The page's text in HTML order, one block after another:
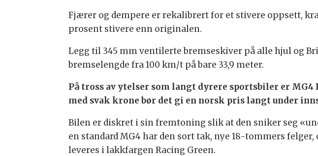
Fjærer og dempere er rekalibrert for et stivere oppsett,
prosent stivere enn originalen.
Legg til 345 mm ventilerte bremseskiver på alle hjul og
bremselengde fra 100 km/t på bare 33,9 meter.
På tross av ytelser som langt dyrere sportsbiler er MG4
med svak krone bør det gi en norsk pris langt under
Bilen er diskret i sin fremtoning slik at den sniker seg
en standard MG4 har den sort tak, nye 18-tommers
leveres i lakkfargen Racing Green.